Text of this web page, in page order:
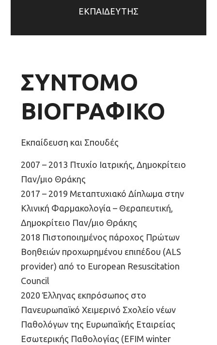
ΕΚΠΑΙΔΕΥΤΗΣ
ΣΥΝΤΟΜΟ
ΒΙΟΓΡΑΦΙΚΟ
Εκπαίδευση και Σπουδές
2007 – 2013 Πτυχίο Ιατρικής, Δημοκρίτειο
Παν/μιο Θράκης
2017 – 2019 Μεταπτυχιακό Δίπλωμα στην
Κλινική Φαρμακολογία – Θεραπευτική,
Δημοκρίτειο Παν/μιο Θράκης
2018 Πιστοποιημένος πάροχος Πρώτων
Βοηθειών προχωρημένου επιπέδου (ALS
provider) από το European Resuscitation
Council
2020 Έλληνας εκπρόσωπος στο
Πανευρωπαϊκό Χειμερινό Σχολείο νέων
Παθολόγων της Ευρωπαϊκής Εταιρείας
Εσωτερικής Παθολογίας (EFIM winter